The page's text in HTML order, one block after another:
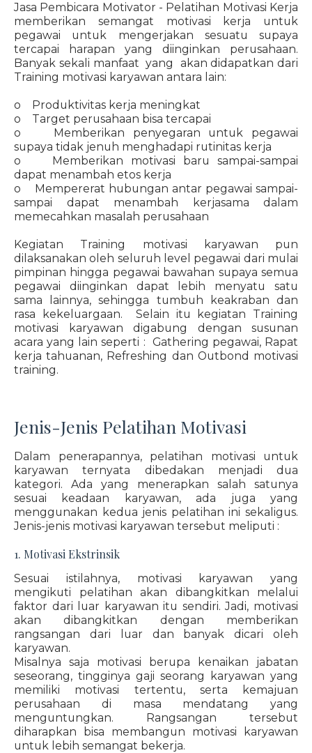
Jasa Pembicara Motivator - Pelatihan Motivasi Kerja
memberikan semangat motivasi kerja untuk
pegawai untuk mengerjakan sesuatu supaya
tercapai harapan yang diinginkan perusahaan.
Banyak sekali manfaat yang akan didapatkan dari
Training motivasi karyawan antara lain:
o Produktivitas kerja meningkat
o Target perusahaan bisa tercapai
o Memberikan penyegaran untuk pegawai
supaya tidak jenuh menghadapi rutinitas kerja
o Memberikan motivasi baru sampai-sampai
dapat menambah etos kerja
o Mempererat hubungan antar pegawai sampai-
sampai dapat menambah kerjasama dalam
memecahkan masalah perusahaan
Kegiatan Training motivasi karyawan pun
dilaksanakan oleh seluruh level pegawai dari mulai
pimpinan hingga pegawai bawahan supaya semua
pegawai diinginkan dapat lebih menyatu satu
sama lainnya, sehingga tumbuh keakraban dan
rasa kekeluargaan. Selain itu kegiatan Training
motivasi karyawan digabung dengan susunan
acara yang lain seperti : Gathering pegawai, Rapat
kerja tahuanan, Refreshing dan Outbond motivasi
training.
Jenis-Jenis Pelatihan Motivasi
Dalam penerapannya, pelatihan motivasi untuk
karyawan ternyata dibedakan menjadi dua
kategori. Ada yang menerapkan salah satunya
sesuai keadaan karyawan, ada juga yang
menggunakan kedua jenis pelatihan ini sekaligus.
Jenis-jenis motivasi karyawan tersebut meliputi :
1. Motivasi Ekstrinsik
Sesuai istilahnya, motivasi karyawan yang
mengikuti pelatihan akan dibangkitkan melalui
faktor dari luar karyawan itu sendiri. Jadi, motivasi
akan dibangkitkan dengan memberikan
rangsangan dari luar dan banyak dicari oleh
karyawan.
Misalnya saja motivasi berupa kenaikan jabatan
seseorang, tingginya gaji seorang karyawan yang
memiliki motivasi tertentu, serta kemajuan
perusahaan di masa mendatang yang
menguntungkan. Rangsangan tersebut
diharapkan bisa membangun motivasi karyawan
untuk lebih semangat bekerja.